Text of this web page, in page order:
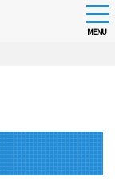
MENU